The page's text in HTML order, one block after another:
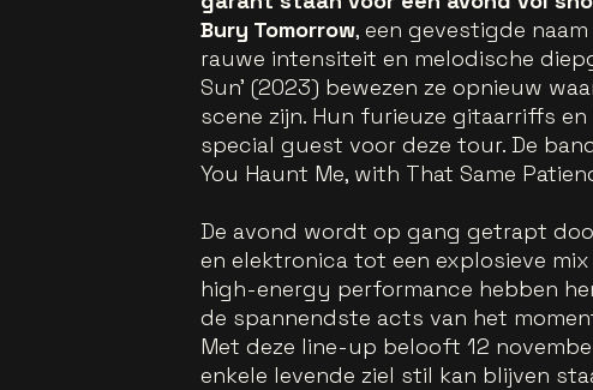
Bury Tomorrow, een gevestigde
rauwe intensiteit en melodische
Sun' (2023) bewezen ze opnieuw
scene zijn. Hun furieuze gitaarriffs
special guest voor deze tour. De
You Haunt Me, with That Same
De avond wordt op gang getrapt
en elektronica tot een explosieve
high-energy performance hebben
de spannendste acts van het
Met deze line-up belooft 12
enkele levende ziel stil kan blijven